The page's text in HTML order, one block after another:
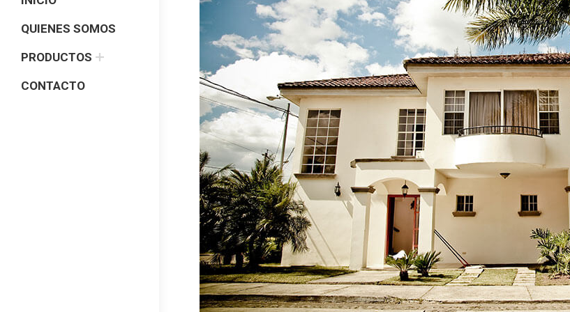
QUIENES SOMOS
PRODUCTOS
CONTACTO